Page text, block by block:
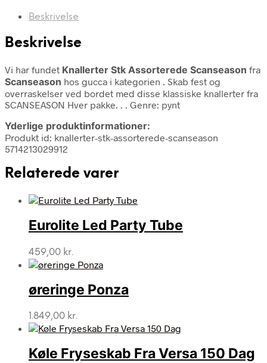
Beskrivelse
Beskrivelse
Vi har fundet Knallerter Stk Assorterede Scanseason fra
Scanseason hos gucca i kategorien . Skab fest og
overraskelser ved bordet med disse klassiske knallerter fra
SCANSEASON Hver pakke. . . Genre: pynt
Yderlige produktinformationer:
Produkt id: knallerter-stk-assorterede-scanseason
5714213029912
Relaterede varer
Eurolite Led Party Tube
459,00 kr.
øreringe Ponza
1.849,00 kr.
Køle Fryseskab Fra Versa 150 Dag